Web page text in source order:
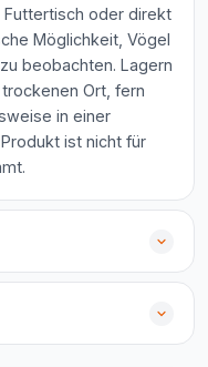
Futtertisch oder direkt
Möglichkeit, Vögel
beobachten. Lagern
Ort, fern
in einer
ist nicht für